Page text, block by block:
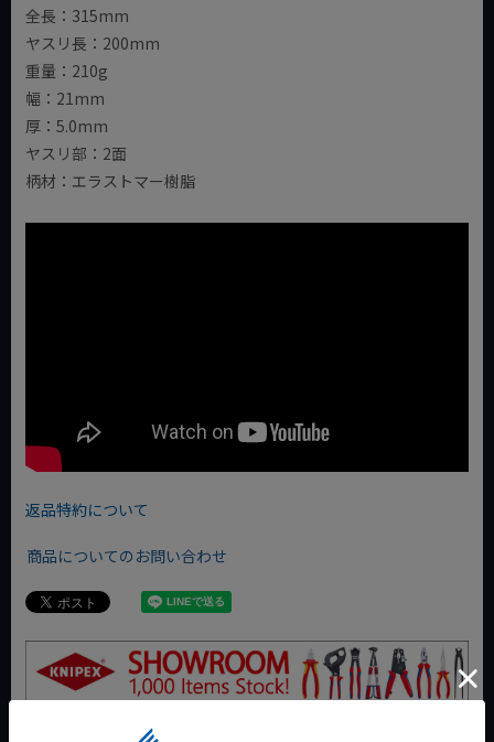
全長：315mm
ヤスリ長：200mm
重量：210g
幅：21mm
厚：5.0mm
ヤスリ部：2面
柄材：エラストマー樹脂
返品特約について
商品についてのお問い合わせ